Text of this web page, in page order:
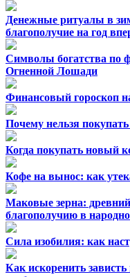
Денежные ритуалы в
благополучие на год
Символы богатства по
Огненной Лошади
Финансовый гороскоп
Почему нельзя
Когда покупать новый
Кофе на вынос: как
Маковые зерна:
благополучию в
Сила изобилия: как
Как искоренить